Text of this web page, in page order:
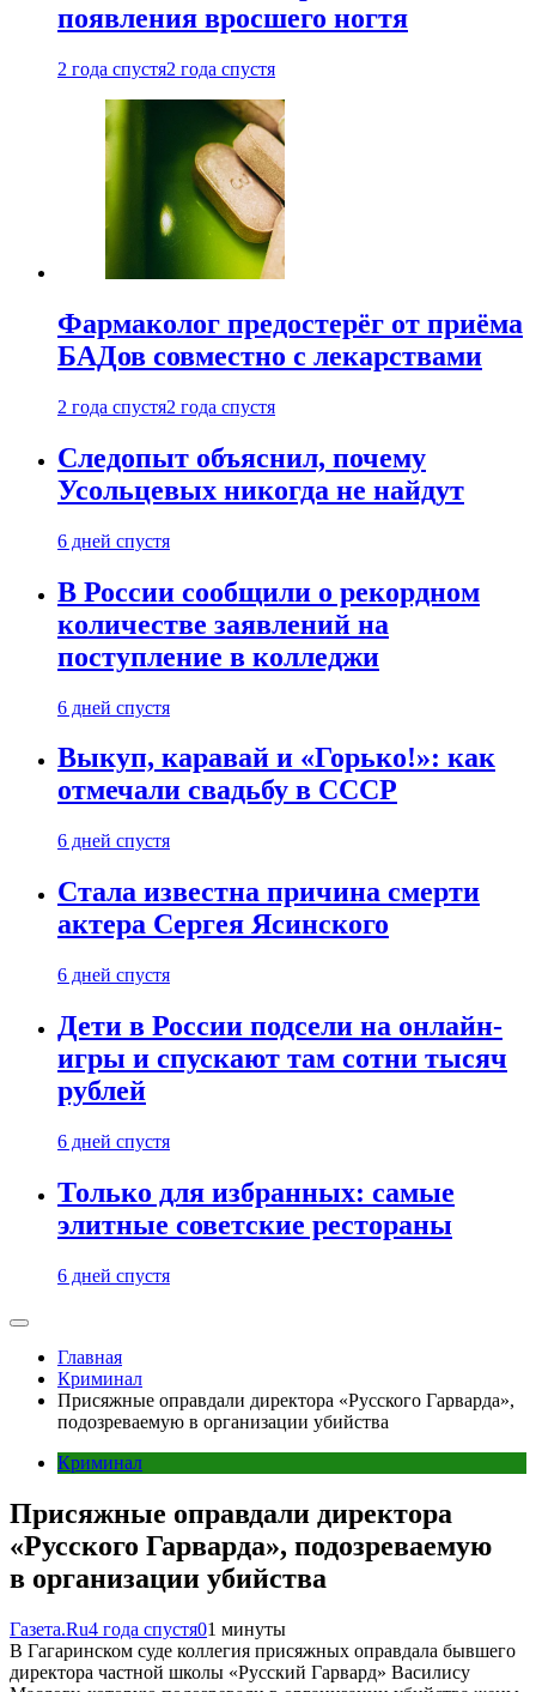
появления вросшего ногтя
2 года спустя2 года спустя
Фармаколог предостерёг от приёма
БАДов совместно с лекарствами
2 года спустя2 года спустя
Следопыт объяснил, почему
Усольцевых никогда не найдут
6 дней спустя
В России сообщили о рекордном
количестве заявлений на
поступление в колледжи
6 дней спустя
Выкуп, каравай и «Горько!»: как
отмечали свадьбу в СССР
6 дней спустя
Стала известна причина смерти
актера Сергея Ясинского
6 дней спустя
Дети в России подсели на онлайн-
игры и спускают там сотни тысяч
рублей
6 дней спустя
Только для избранных: самые
элитные советские рестораны
6 дней спустя
Главная
Криминал
Присяжные оправдали директора «Русского Гарварда»,
подозреваемую в организации убийства
Криминал
Присяжные оправдали директора
«Русского Гарварда», подозреваемую
в организации убийства
Газета.Ru4 года спустя01 минуты
В Гагаринском суде коллегия присяжных оправдала бывшего
директора частной школы «Русский Гарвард» Василису